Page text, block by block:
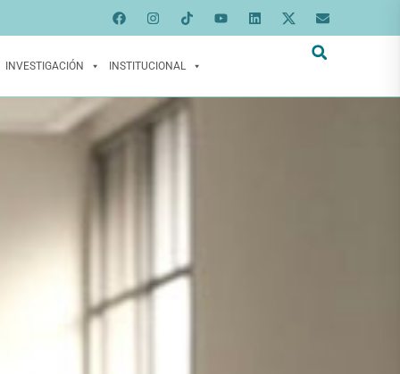
INVESTIGACIÓN INSTITUCIONAL